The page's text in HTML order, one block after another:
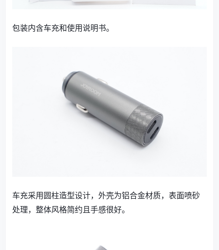
包装内含车充和使用说明书。
车充采用圆柱造型设计，外壳为铝合金材质，表面喷砂
处理，整体风格简约且手感很好。